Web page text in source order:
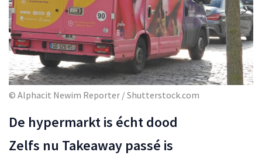
© Alphacit Newim Reporter / Shutterstock.com
De hypermarkt is écht dood
Zelfs nu Takeaway passé is